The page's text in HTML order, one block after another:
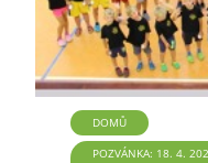
DOMŮ
POZVÁNKA: 18. 4.